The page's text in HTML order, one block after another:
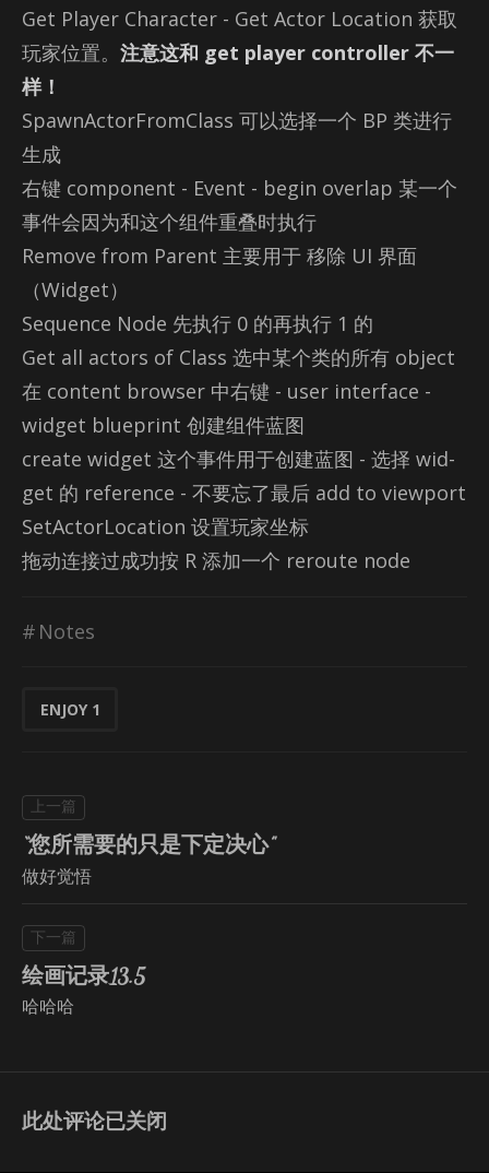
Get Player Char­ac­ter - Get Ac­tor Lo­ca­tion 获取
玩家位置。 注意这和 get player controller 不一
样！
Spaw­n­Ac­tor­From­Class 可以选择一个 BP 类进行
生成
右键 com­po­nent - Event - be­gin over­lap 某一个
事件会因为和这个组件重叠时执行
Re­move from Par­ent 主要用于 移除 UI 界面
（Wid­get）
Se­quence Node 先执行 0 的再执行 1 的
Get all ac­tors of Class 选中某个类的所有 ob­ject
在 con­tent browser 中右键 - user in­ter­face -
wid­get blue­print 创建组件蓝图
cre­ate wid­get 这个事件用于创建蓝图 - 选择 wid­
get 的 ref­er­ence - 不要忘了最后 add to view­port
Se­tAc­tor­Loca­tion 设置玩家坐标
拖动连接过成功按 R 添加一个 reroute node
Notes
ENJOY 1
“您所需要的只是下定决心”
做好觉悟
绘画记录13.5
哈哈哈
此处评论已关闭